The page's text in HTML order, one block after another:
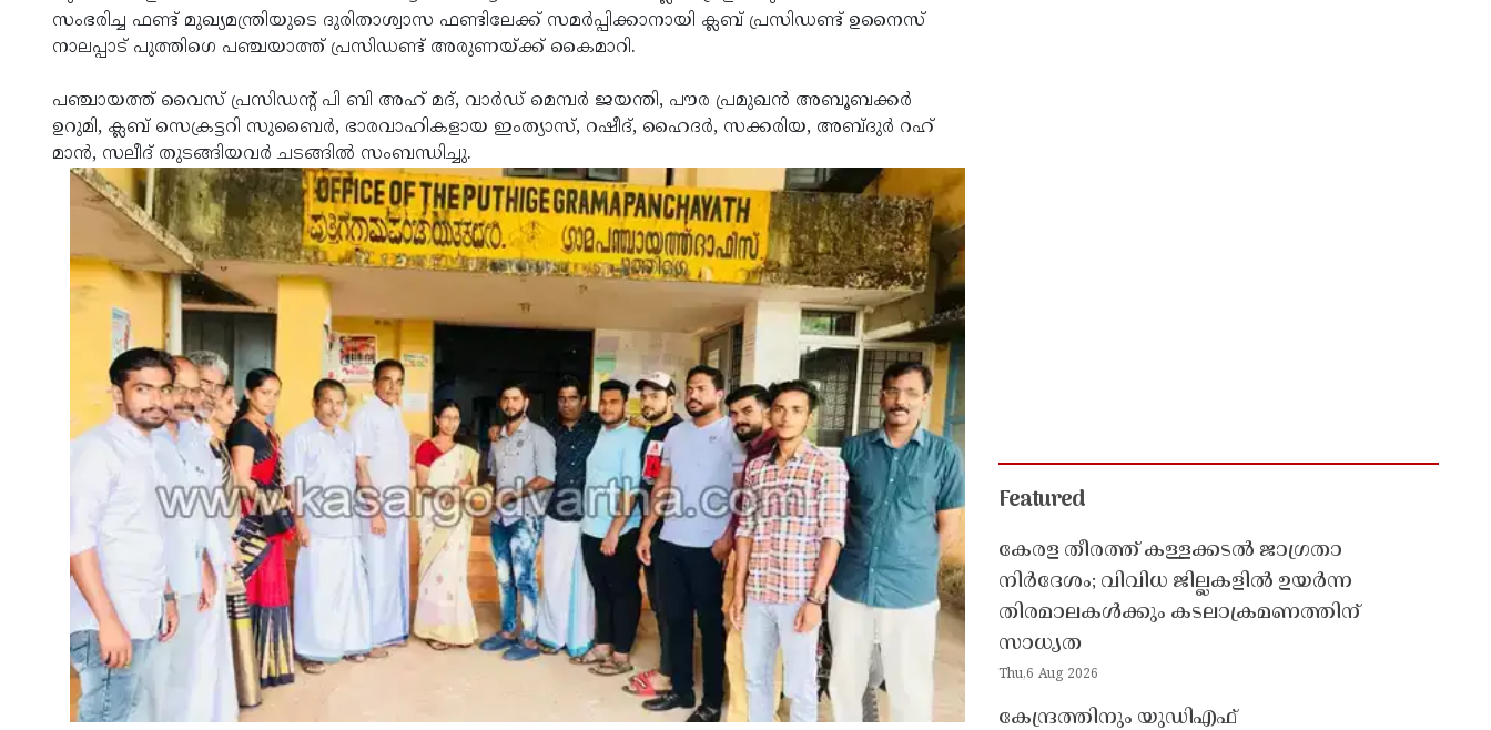
സംഭരിച്ച ഫണ്ട് മുഖ്യമന്ത്രിയുടെ ദുരിതാശ്വാസ ഫണ്ടിലേക്ക് സമര്‍പ്പിക്കാനായി ക്ലബ് പ്രസിഡണ്ട് ഉനൈസ്
നാലപ്പാട് പുത്തിഗെ പഞ്ചയാത്ത് പ്രസിഡണ്ട് അരുണയ്ക്ക് കൈമാറി.
പഞ്ചായത്ത് വൈസ് പ്രസിഡന്റ് പി ബി അഹ് മദ്, വാര്‍ഡ് മെമ്പര്‍ ജയന്തി, പൗര പ്രമുഖന്‍ അബൂബക്കര്‍
ഉറുമി, ക്ലബ് സെക്രട്ടറി സുബൈര്‍, ഭാരവാഹികളായ ഇംത്യാസ്, റഷീദ്, ഹൈദര്‍, സക്കരിയ, അബ്ദുര്‍ റഹ്
മാന്‍, സലീദ് തുടങ്ങിയവര്‍ ചടങ്ങില്‍ സംബന്ധിച്ചു.
Featured
കേരള തീരത്ത് കള്ളക്കടൽ ജാഗ്രതാ
നിർദേശം; വിവിധ ജില്ലകളിൽ ഉയർന്ന
തിരമാലകൾക്കും കടലാക്രമണത്തിന്
സാധ്യത
Thu,6 Aug 2026
കേന്ദ്രത്തിനും യുഡിഎഫ്